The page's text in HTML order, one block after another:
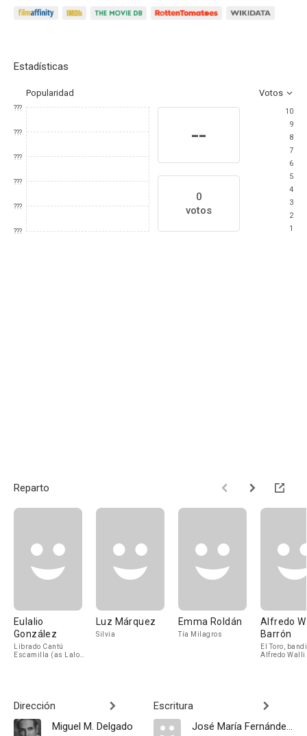
Estadísticas
Popularidad Votos
???
???
???
???
???
???
--
0
votos
10
9
8
7
6
5
4
3
2
1
Reparto
Eulalio
González
Librado Cantú
Escamilla (as Lalo
Luz Márquez
Silvia
Emma Roldán
Tía Milagros
Alfredo
Barrón
El Toro,
Alfredo Walli
Dirección
Miguel M. Delgado
Escritura
José María Fernández Unsáin